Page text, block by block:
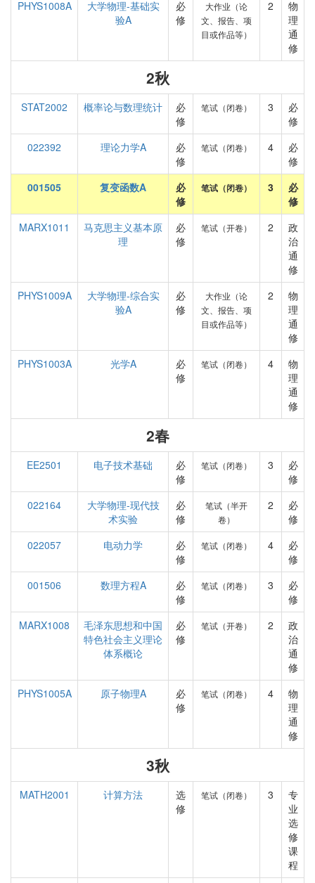
PHYS1008A
大学物理-基础实
验A
必
修
大作业（论
文、报告、项
目或作品等）
2
物
理
通
修
2秋
STAT2002 概率论与数理统计
必
修
笔试（闭卷） 3
必
修
022392
理论力学A
必
修
笔试（闭卷） 4
必
修
001505
复变函数A
必
修
笔试（闭卷） 3
必
修
MARX1011
马克思主义基本原
理
必
修
笔试（开卷） 2
政
治
通
修
PHYS1009A
大学物理-综合实
验A
必
修
大作业（论
文、报告、项
目或作品等）
2
物
理
通
修
PHYS1003A
光学A
必
修
笔试（闭卷） 4
物
理
通
修
2春
EE2501 电子技术基础
必
修
笔试（闭卷） 3
必
修
022164
大学物理-现代技
术实验
必
修
笔试（半开
卷）
2
必
修
022057
电动力学
必
修
笔试（闭卷） 4
必
修
001506
数理方程A
必
修
笔试（闭卷） 3
必
修
MARX1008
毛泽东思想和中国
特色社会主义理论
体系概论
必
修
笔试（开卷） 2
政
治
通
修
PHYS1005A
原子物理A
必
修
笔试（闭卷） 4
物
理
通
修
3秋
MATH2001 计算方法
选
修
笔试（闭卷） 3
专
业
选
修
课
程